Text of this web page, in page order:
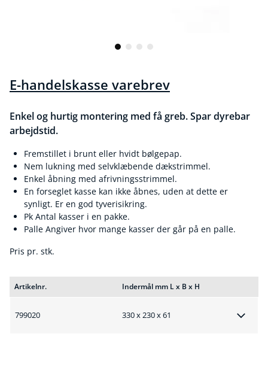
E-handelskasse varebrev
Enkel og hurtig montering med få greb. Spar dyrebar
arbejdstid.
Fremstillet i brunt eller hvidt bølgepap.
Nem lukning med selvklæbende dækstrimmel.
Enkel åbning med afrivningsstrimmel.
En forseglet kasse kan ikke åbnes, uden at dette er
synligt. Er en god tyverisikring.
Pk Antal kasser i en pakke.
Palle Angiver hvor mange kasser der går på en palle.
Pris pr. stk.
Artikelnr. Indermål mm L x B x H
799020 330 x 230 x 61